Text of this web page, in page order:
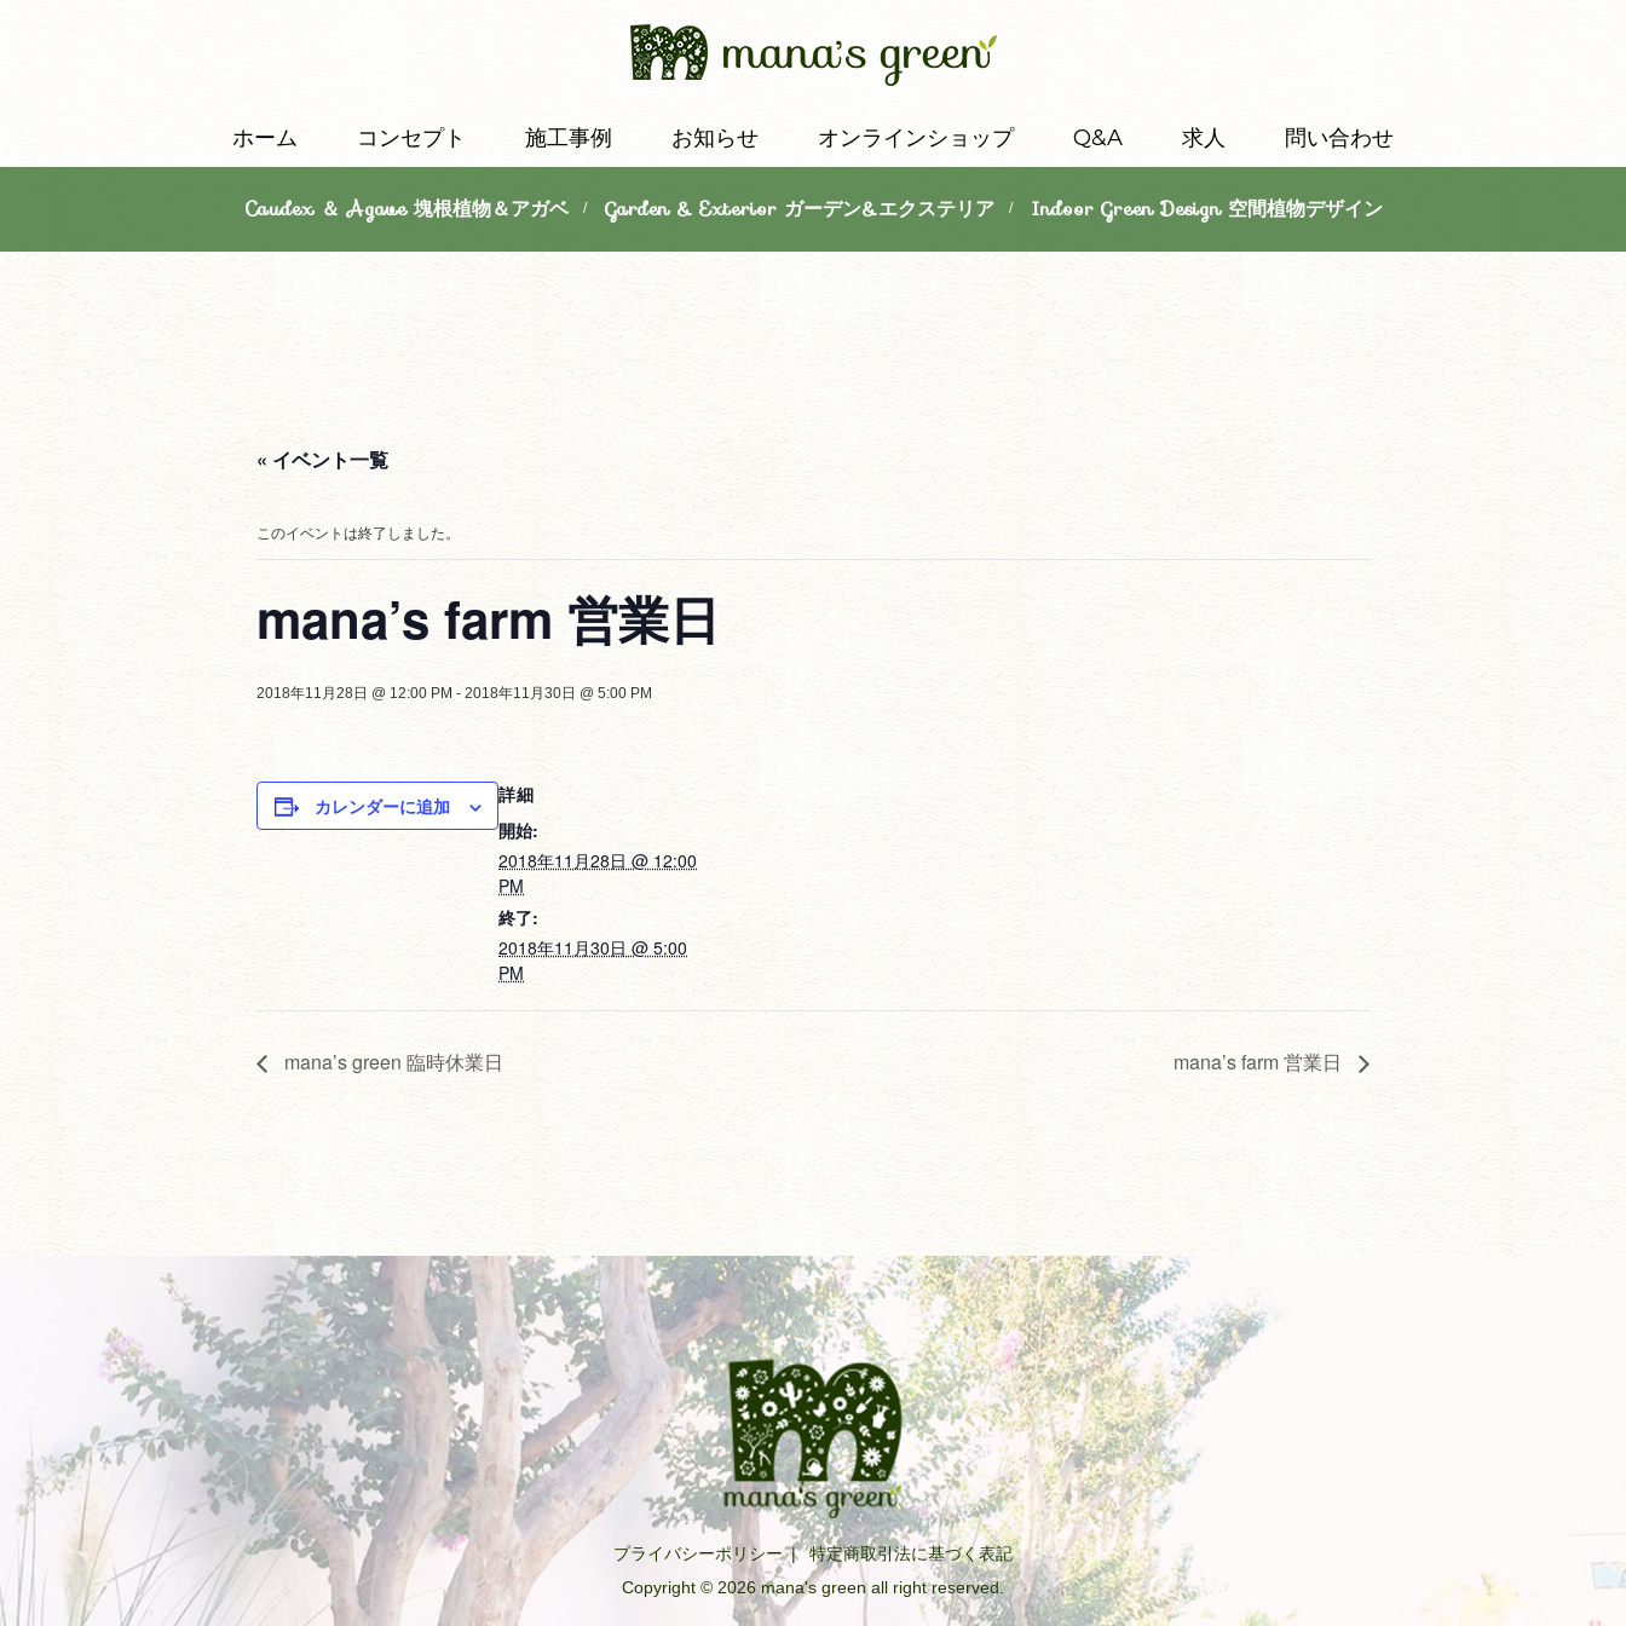
ホーム コンセプト 施工事例 お知らせ オンラインショップ Q&A 求人 問い合わせ
Caudex ＆ Agave 塊根植物＆アガベ/ Garden & Exterior ガーデン&エクステリア/ Indoor Green Design 空間植物デザイン
« イベント一覧
このイベントは終了しました。
mana’s farm 営業日
2018年11月28日 @ 12:00 PM - 2018年11月30日 @ 5:00 PM
カレンダーに追加
詳細
開始:
2018年11月28日 @ 12:00
PM
終了:
2018年11月30日 @ 5:00
PM
mana’s green 臨時休業日 mana’s farm 営業日
プライバシーポリシー|特定商取引法に基づく表記
Copyright © 2026 mana's green all right reserved.